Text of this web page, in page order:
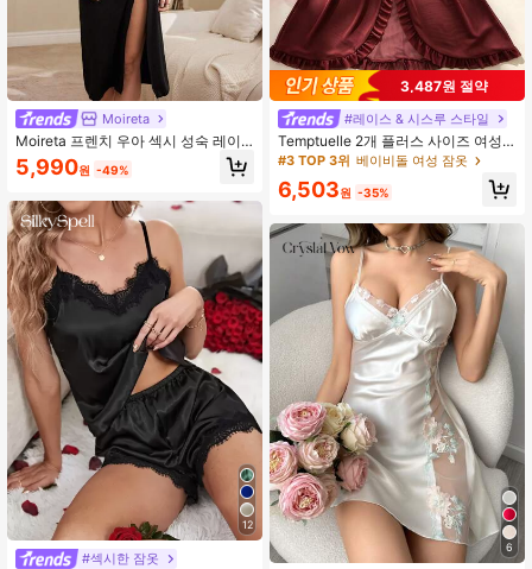
Moireta
Moireta 프렌치 우아 섹시 성숙 레이
스 할로우 아웃 캐미솔 골지 니트 여성
용 잠옷
5,990원 -49%
12
#섹시한 잠옷
3,487원 절약
#레이스 & 시스루 스타일
Temptuelle 2개 플러스 사이즈 여성
레이스 & 메쉬 패치워크 V넥 캐미솔
적합, 발렌타인 선물
#3 TOP 3위 베이비돌 여성 잠옷
6,503원 -35%
6